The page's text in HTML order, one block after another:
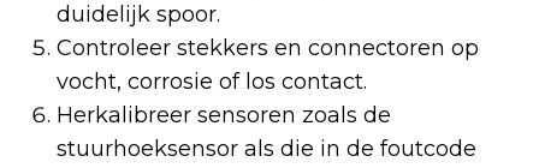
duidelijk spoor.
Controleer stekkers en connectoren op
vocht, corrosie of los contact.
Herkalibreer sensoren zoals de
stuurhoeksensor als die in de foutcode